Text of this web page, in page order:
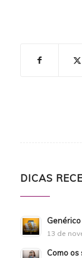
DICAS
13 de
Como